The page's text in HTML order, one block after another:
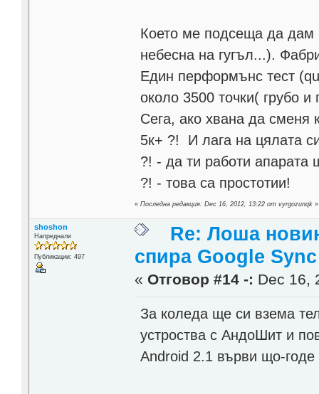
Което ме подсеща да дам
небесна на гугъл...).
Един перформънс тест
около 3500 точки( грубо и
Сега, ако хвана да сменя
5к+ ?! И лага на цялата
?! - да ти работи
?! - това са простотии!
«Последна редакция: Dec 16, 2012, 13:22 от vyrgozunqk »
shoshon
Напреднали
Публикации: 497
Re: Лоша
спира Google Sync
« Отговор #14 -: Dec 16,
За коледа ще си взема
устроства с АндоШит и
Android 2.1 върви що-